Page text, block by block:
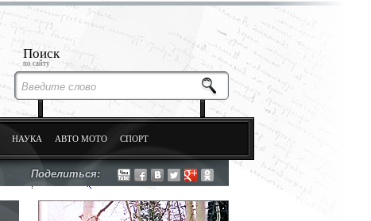
Поиск
по сайту
НАУКА АВТО МОТО СПОРТ
Поделиться: